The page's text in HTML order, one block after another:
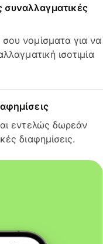
νομίσματα για να
ισοτιμία
εντελώς δωρεάν
διαφημίσεις.